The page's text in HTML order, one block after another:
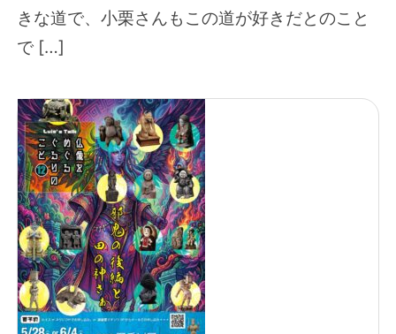
きな道で、小栗さんもこの道が好きだとのこと
で […]